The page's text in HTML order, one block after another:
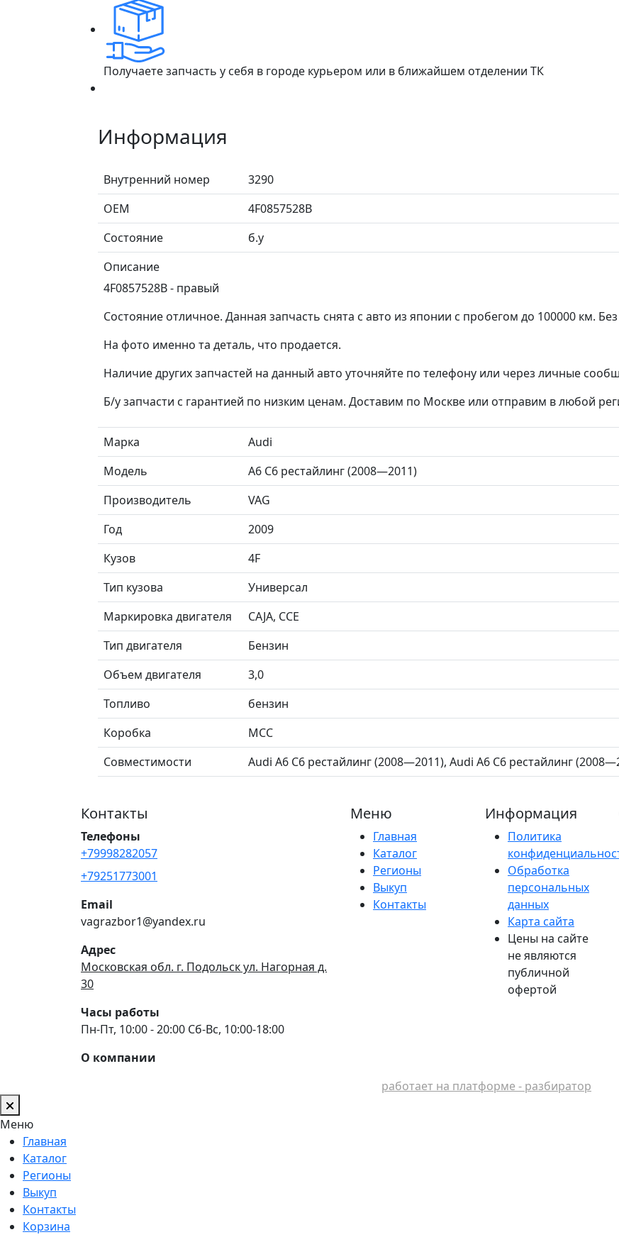
Получаете запчасть у себя в городе курьером или в ближайшем отделении ТК
Информация
Внутренний номер
3290
ОЕМ
4F0857528B
Состояние
б.у
Описание
4F0857528B - правый
Состояние отличное. Данная запчасть снята с авто из японии с пробегом до 100000 км.
На фото именно та деталь, что продается.
Наличие других запчастей на данный авто уточняйте по телефону или через личные
Б/у запчасти с гарантией по низким ценам. Доставим по Москве или отправим в любой
Марка
Audi
Модель
A6 C6 рестайлинг (2008—2011)
Производитель
VAG
Год
2009
Кузов
4F
Тип кузова
Универсал
Маркировка двигателя
CAJA, CCE
Тип двигателя
Бензин
Объем двигателя
3,0
Топливо
бензин
Коробка
MCC
Совместимости
Audi A6 C6 рестайлинг (2008—2011), Audi A6 C6 рестайлинг
Контакты
Телефоны
+79998282057
+79251773001
Email
vagrazbor1@yandex.ru
Адрес
Московская обл. г. Подольск ул. Нагорная д.
30
Часы работы
Пн-Пт, 10:00 - 20:00 Сб-Вс, 10:00-18:00
О компании
Меню
Главная
Каталог
Регионы
Выкуп
Контакты
Информация
Политика
Обработка
персональных
данных
Карта сайта
Цены на сайте
не являются
публичной
офертой
работает на платформе - разбиратор
Меню
Главная
Каталог
Регионы
Выкуп
Контакты
Корзина